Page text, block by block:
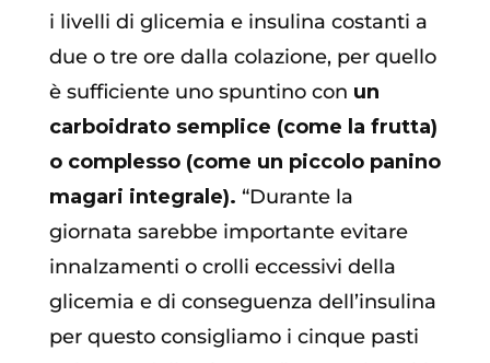
i livelli di glicemia e insulina costanti a
due o tre ore dalla colazione, per quello
è sufficiente uno spuntino con un
carboidrato semplice (come la frutta)
o complesso (come un piccolo panino
magari integrale). “Durante la
giornata sarebbe importante evitare
innalzamenti o crolli eccessivi della
glicemia e di conseguenza dell’insulina
per questo consigliamo i cinque pasti